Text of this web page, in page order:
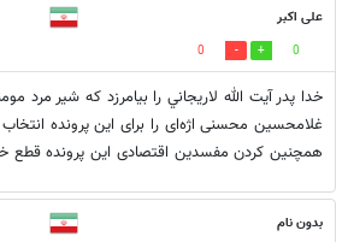
علی اکبر
0
0
خدا پدر آيت الله لاريجاني را بیامرزد که شیر
غلامحسین محسنی اژه‌ای را برای این پرونده
همچنین کردن مفسدین اقتصادی این پرونده قطع
بدون نام